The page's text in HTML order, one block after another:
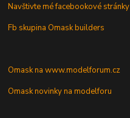
Navštivte mé facebookové stránky
Fb skupina Omask builders
Omask na www.modelforum.cz
Omask novinky na modelforu